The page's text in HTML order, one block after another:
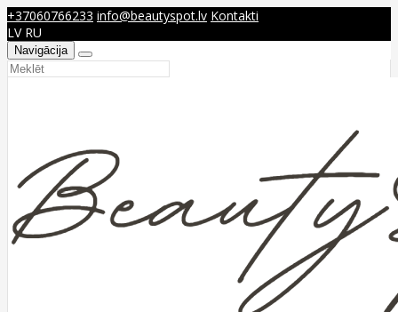
+37060766233 info@beautyspot.lv Kontakti
LV RU
Navigācija